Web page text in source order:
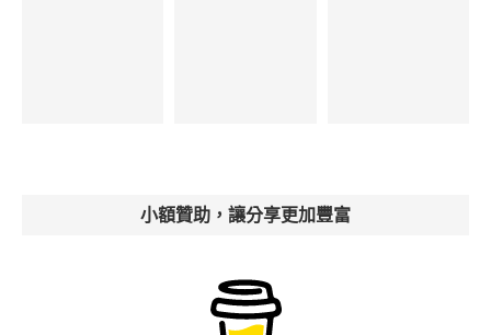
小額贊助，讓分享更加豐富